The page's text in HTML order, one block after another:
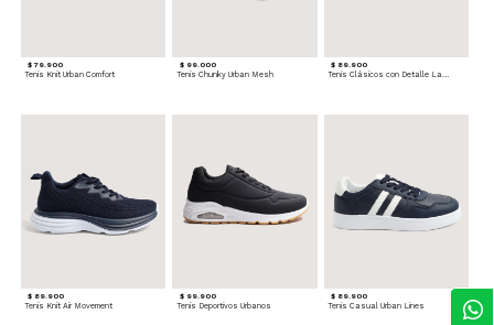
$ 79.900
Tenis Knit Urban Comfort
$ 99.000
Tenis Chunky Urban Mesh
$ 89.900
Tenis Clásicos con Detalle Lateral
$ 89.900
Tenis Knit Air Movement
$ 99.900
Tenis Deportivos Urbanos
$ 89.900
Tenis Casual Urban Lines